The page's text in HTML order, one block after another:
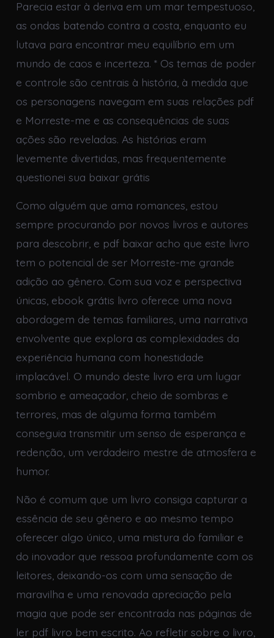
Parecia estar à deriva em um mar tempestuoso,
as ondas batendo contra a costa, enquanto eu
lutava para encontrar meu equilíbrio em um
mundo de caos e incerteza. * Os temas de poder
e controle são centrais à história, à medida que
os personagens navegam em suas relações pdf
e Morreste-me e as consequências de suas
ações são reveladas. As histórias eram
levemente divertidas, mas frequentemente
questionei sua baixar grátis
Como alguém que ama romances, estou
sempre procurando por novos livros e autores
para descobrir, e pdf baixar acho que este livro
tem o potencial de ser Morreste-me grande
adição ao gênero. Com sua voz e perspectiva
únicas, ebook grátis livro oferece uma nova
abordagem de temas familiares, uma narrativa
envolvente que explora as complexidades da
experiência humana com honestidade
implacável. O mundo deste livro era um lugar
sombrio e ameaçador, cheio de sombras e
terrores, mas de alguma forma também
conseguia transmitir um senso de esperança e
redenção, um verdadeiro mestre de atmosfera e
humor.
Não é comum que um livro consiga capturar a
essência de seu gênero e ao mesmo tempo
oferecer algo único, uma mistura do familiar e
do inovador que ressoa profundamente com os
leitores, deixando-os com uma sensação de
maravilha e uma renovada apreciação pela
magia que pode ser encontrada nas páginas de
ler pdf livro bem escrito. Ao refletir sobre o livro,